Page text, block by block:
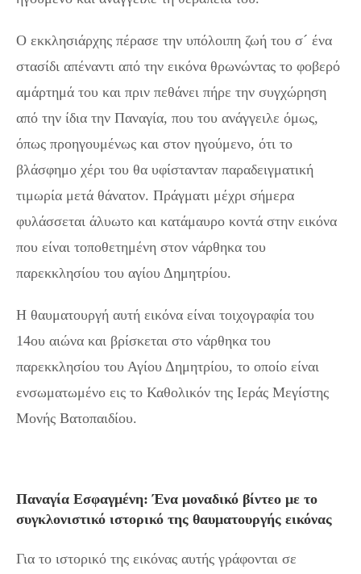
Ο εκκλησιάρχης πέρασε την υπόλοιπη ζωή του σ´ ένα
στασίδι απέναντι από την εικόνα θρωνώντας το φοβερό
αμάρτημά του και πριν πεθάνει πήρε την συγχώρηση
από την ίδια την Παναγία, που του ανάγγειλε όμως,
όπως προηγουμένως και στον ηγούμενο, ότι το
βλάσφημο χέρι του θα υφίστανταν παραδειγματική
τιμωρία μετά θάνατον. Πράγματι μέχρι σήμερα
φυλάσσεται άλυωτο και κατάμαυρο κοντά στην εικόνα
που είναι τοποθετημένη στον νάρθηκα του
παρεκκλησίου του αγίου Δημητρίου.
Η θαυματουργή αυτή εικόνα είναι τοιχογραφία του
14ου αιώνα και βρίσκεται στο νάρθηκα του
παρεκκλησίου του Αγίου Δημητρίου, το οποίο είναι
ενσωματωμένο εις το Καθολικόν της Ιεράς Μεγίστης
Μονής Βατοπαιδίου.
Παναγία Εσφαγμένη: Ένα μοναδικό βίντεο με το
συγκλονιστικό ιστορικό της θαυματουργής εικόνας
Για το ιστορικό της εικόνας αυτής γράφονται σε